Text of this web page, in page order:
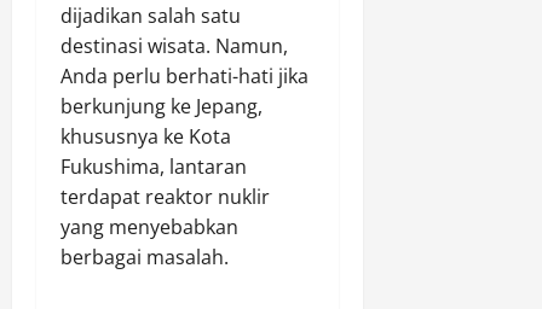
dijadikan salah satu
destinasi wisata. Namun,
Anda perlu berhati-hati jika
berkunjung ke Jepang,
khususnya ke Kota
Fukushima, lantaran
terdapat reaktor nuklir
yang menyebabkan
berbagai masalah.